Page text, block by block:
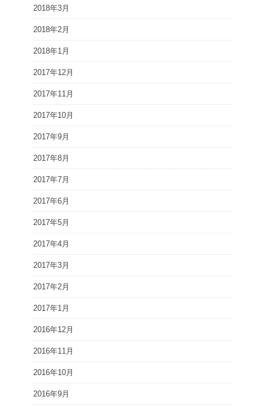
2018年3月
2018年2月
2018年1月
2017年12月
2017年11月
2017年10月
2017年9月
2017年8月
2017年7月
2017年6月
2017年5月
2017年4月
2017年3月
2017年2月
2017年1月
2016年12月
2016年11月
2016年10月
2016年9月